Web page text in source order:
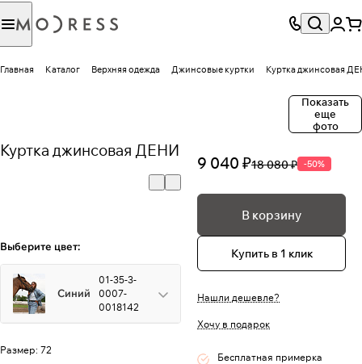
Главная Каталог Верхняя одежда Джинсовые куртки Куртка джинсовая
Показать
еще
фото
Куртка джинсовая ДЕНИ
Выберите цвет:
Синий
01-35-3-
0007-
0018142
Размер: 72
9 040 ₽18 080 ₽ -50%
В корзину
Купить в 1 клик
Нашли дешевле?
Хочу в подарок
Бесплатная примерка